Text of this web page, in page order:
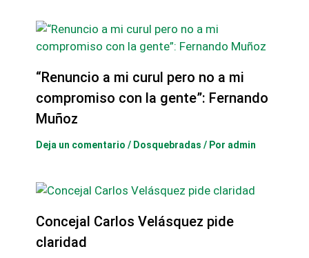
“Renuncio a mi curul pero no a mi
compromiso con la gente”: Fernando
Muñoz
Deja un comentario / Dosquebradas / Por admin
Concejal Carlos Velásquez pide
claridad